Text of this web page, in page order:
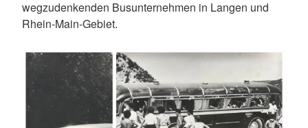
wegzudenkenden Busunternehmen in Langen und
Rhein-Main-Gebiet.